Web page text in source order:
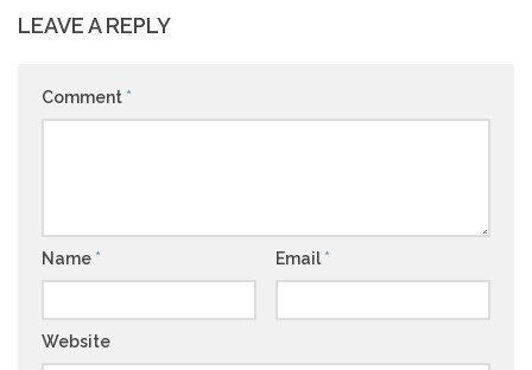
LEAVE A REPLY
Comment *
Name * Email *
Website